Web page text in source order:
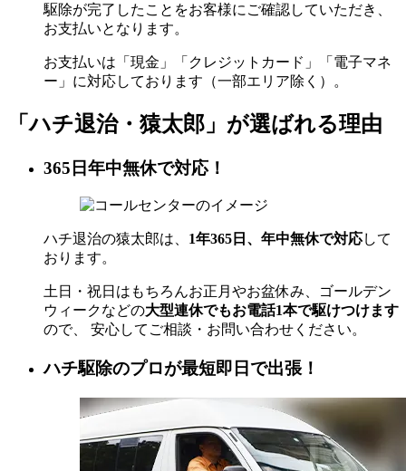
駆除が完了したことをお客様にご確認していただき、
お支払いとなります。
お支払いは「現金」「クレジットカード」「電子マネ
ー」に対応しております（一部エリア除く）。
「ハチ退治・猿太郎」が選ばれる理由
365日年中無休で対応！
ハチ退治の猿太郎は、 1年365日、年中無休で対応して
おります。
土日・祝日はもちろんお正月やお盆休み、ゴールデン
ウィークなどの大型連休でもお電話1本で駆けつけます
ので、 安心してご相談・お問い合わせください。
ハチ駆除のプロが最短即日で出張！